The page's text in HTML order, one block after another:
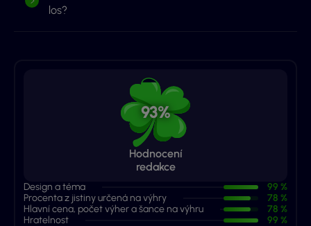
los?
93%
Hodnocení
redakce
Design a téma
99 %
Procenta z jistiny určená na výhry
78 %
Hlavní cena, počet výher a šance na výhru
78 %
Hratelnost
99 %